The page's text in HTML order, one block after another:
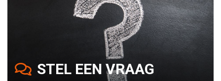
STEL EEN VRAAG